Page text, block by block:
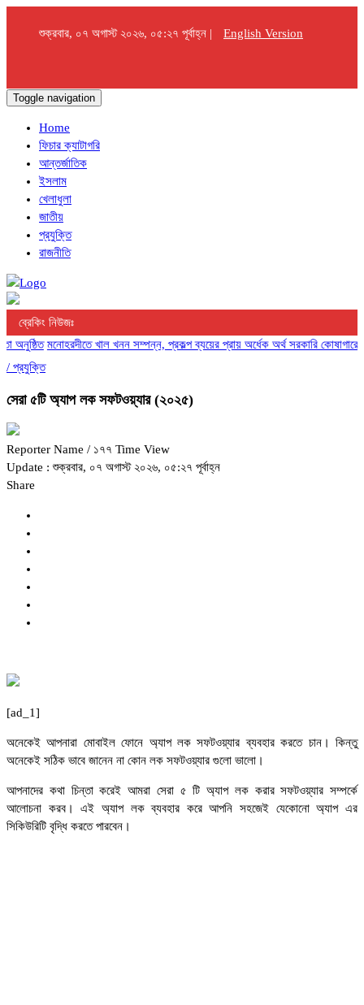
শুক্রবার, ০৭ অগাস্ট ২০২৬, ০৫:২৭ পূর্বাহ্ন | English Version
Toggle navigation
Home
ফিচার ক্যাটাগরি
আন্তর্জাতিক
ইসলাম
খেলাধুলা
জাতীয়
প্রযুক্তি
রাজনীতি
ব্রেকিং নিউজঃ
মনোহরদীতে খাল খনন সম্পন্ন, প্রকল্প ব্যয়ের প্রায় অর্ধেক অর্থ সরকারি কোষাগারে ফেরত
/ প্রযুক্তি
সেরা ৫টি অ্যাপ লক সফটওয়্যার (২০২৫)
Reporter Name / ১৭৭ Time View
Update : শুক্রবার, ০৭ অগাস্ট ২০২৬, ০৫:২৭ পূর্বাহ্ন
Share
[ad_1]
অনেকেই আপনারা মোবাইল ফোনে অ্যাপ লক সফটওয়্যার ব্যবহার করতে চান। কিন্তু
অনেকেই সঠিক ভাবে জানেন না কোন লক সফটওয়্যার গুলো ভালো।
আপনাদের কথা চিন্তা করেই আমরা সেরা ৫ টি অ্যাপ লক করার সফটওয়্যার সম্পর্কে
আলোচনা করব। এই অ্যাপ লক ব্যবহার করে আপনি সহজেই যেকোনো অ্যাপ এর
সিকিউরিটি বৃদ্ধি করতে পারবেন।